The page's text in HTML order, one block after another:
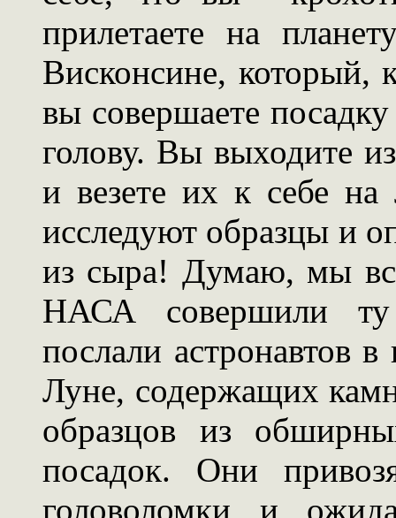
прилетаете на
Висконсине, который,
вы совершаете
голову. Вы выходите
и везете их к себе
исследуют образцы и
из сыра! Думаю, мы
НАСА совершили
послали астронавтов
Луне, содержащих
образцов из
посадок. Они
головоломки и